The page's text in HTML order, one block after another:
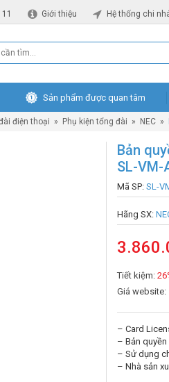
Giới thiệu Hệ thống chi
Sản phẩm được quan tâm
điện thoại » Phụ kiện tổng đài » NEC »
Bản
SL-VM-
Mã SP: SL-
Hãng SX:
Tiết kiệm:
Giá website:
– Card
– Bản
– Sử dụng
– Nhà sản